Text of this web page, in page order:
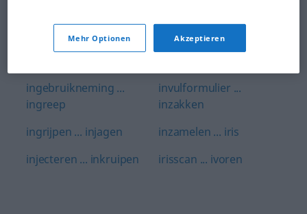
ingebruikneming ...
ingreep
ingrijpen ... injagen
injecteren ... inkruipen
inventiviteit ...
invulformulier ...
inzakken
inzamelen ... iris
irisscan ... ivoren
Mehr Optionen Akzeptieren